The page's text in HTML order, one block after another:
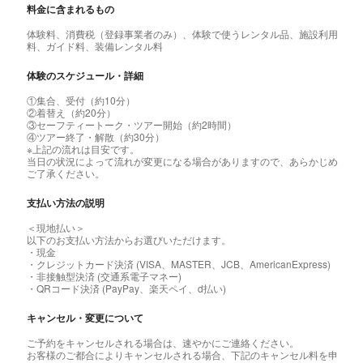
料金に含まれるもの
体験料、消費税（登録事業者のみ）、体験で使うレンタル品、施設利用
料、ガイド料、装備レンタル料
体験のスケジュール・詳細
①集合、受付（約10分）
②着替え（約20分）
③セーフティートーク・ツアー開始（約2時間）
④ツアー終了・解散（約30分）
※上記の流れは目安です。
当日の状況によって流れが変更になる場合がありますので、あらかじめ
ご了承ください。
支払い方法の説明
＜現地払い＞
以下のお支払い方法からお選びいただけます。
・現金
・クレジットカード決済 (VISA、MASTER、JCB、AmericanExpress)
・非接触型決済 (交通系電子マネー)
・QRコード決済 (PayPay、楽天ペイ、d払い)
キャンセル・変更について
ご予約をキャンセルされる場合は、速やかにご連絡ください。
お客様のご都合によりキャンセルされる場合、下記のキャンセル料を申